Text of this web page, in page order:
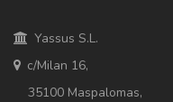
Yassus S.L.
c/Milan 16,
35100 Maspalomas,